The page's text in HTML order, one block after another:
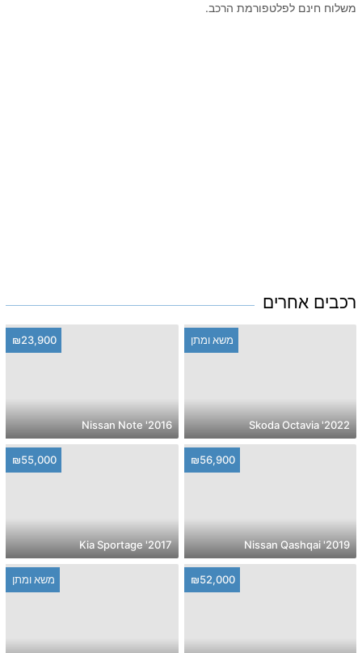
משלוח חינם לפלטפורמת הרכב.
רכבים אחרים
משא ומתן
2022' Skoda Octavia
₪23,900
2016' Nissan Note
₪56,900
2019' Nissan Qashqai
₪55,000
2017' Kia Sportage
₪52,000 משא ומתן